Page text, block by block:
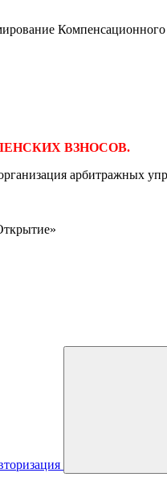
ЧЛЕНСКИХ ВЗНОСОВ.